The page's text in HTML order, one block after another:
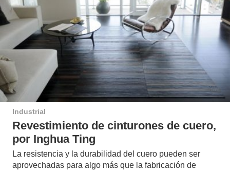
Industrial
Revestimiento de cinturones de cuero,
por Inghua Ting
La resistencia y la durabilidad del cuero pueden ser
aprovechadas para algo más que la fabricación de